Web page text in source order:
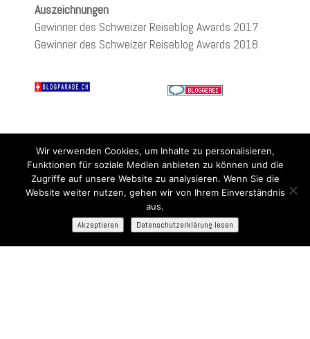
Auszeichnungen
Gewinner des Schweizer Reiseblog Awards 2017
Gewinner des Schweizer Reiseblog Awards 2018
Wir verwenden Cookies, um Inhalte zu personalisieren,
Funktionen für soziale Medien anbieten zu können und die
Zugriffe auf unsere Website zu analysieren. Wenn Sie die
Website weiter nutzen, gehen wir von Ihrem Einverständnis
aus.
Akzeptieren
Datenschutzerklärung lesen